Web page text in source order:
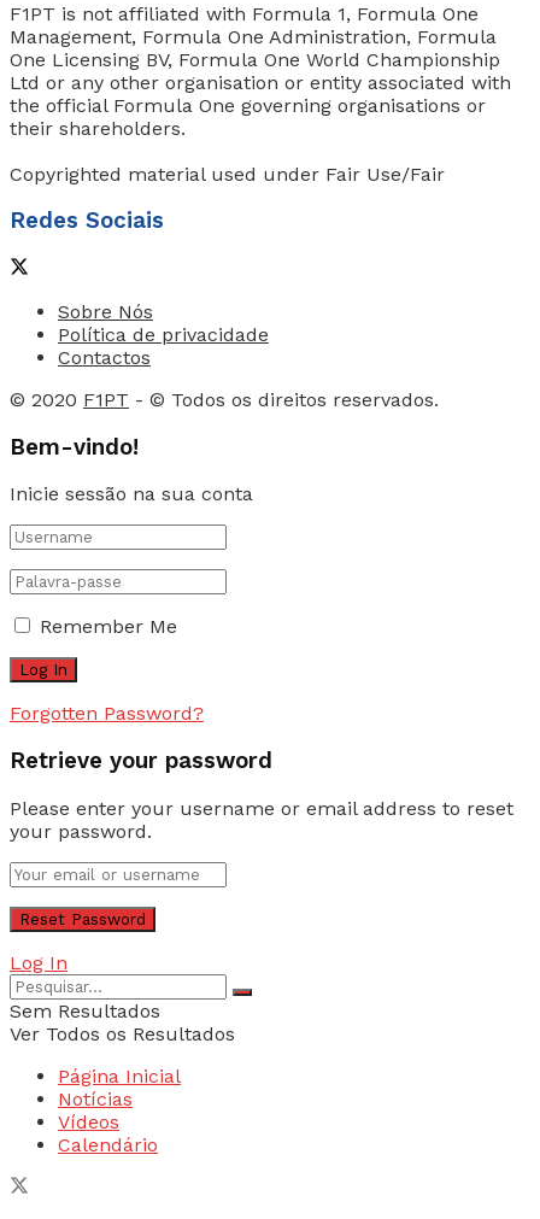
F1PT is not affiliated with Formula 1, Formula One
Management, Formula One Administration, Formula
One Licensing BV, Formula One World Championship
Ltd or any other organisation or entity associated with
the official Formula One governing organisations or
their shareholders.
Copyrighted material used under Fair Use/Fair
Redes Sociais
Sobre Nós
Política de privacidade
Contactos
© 2020 F1PT - © Todos os direitos reservados.
Bem-vindo!
Inicie sessão na sua conta
Remember Me
Forgotten Password?
Retrieve your password
Please enter your username or email address to reset
your password.
Log In
Sem Resultados
Ver Todos os Resultados
Página Inicial
Notícias
Vídeos
Calendário